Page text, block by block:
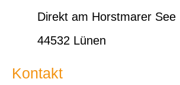
Direkt am Horstmarer See
44532 Lünen
Kontakt